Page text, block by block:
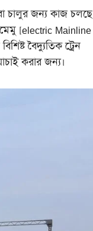
চালুর জন্য কাজ চলছে
মেমু [electric Mainline
বৈদ্যুতিক ট্রেন
করার জন্য।